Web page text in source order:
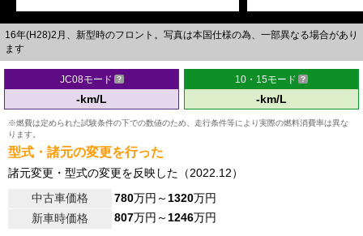
16年(H28)2月、新型時のフロント。写真は本国仕様の為、一部異なる場合があり
ます
JC08モード
-km/L
10・15モード
-km/L
※燃費は定められた試験条件の下での数値のため、走行条件等により実際の燃料消費率は異な
ります。
型式・諸元の変更を行った
諸元変更・型式の変更を反映した（2022.12）
中古車価格
780万円～1320万円
新車時価格
807万円～1246万円